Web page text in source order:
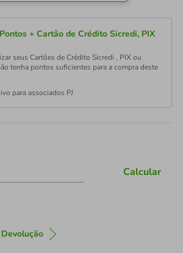
+ Cartão de Crédito Sicredi, PIX
seus Cartões de Crédito Sicredi , PIX ou
tenha pontos suficientes para a compra deste
para associados PJ
Calcular